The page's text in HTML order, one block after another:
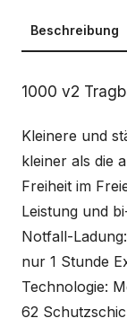
Beschreibung
Beschreibung
1000 v2
Kleinere und
kleiner als die
Freiheit im
Leistung und
Notfall-
nur 1 Stunde
Technologie:
62